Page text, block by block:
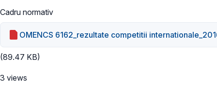
Cadru normativ
OMENCS 6162_rezultate competitii
(89.47 KB)
3 views